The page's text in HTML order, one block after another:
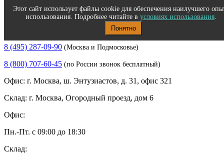
Полиграфическое и офисное оборудование
8 (495) 287-09-90 (Москва и Подмосковье)
8 (800) 707-60-45 (по России звонок бесплатный)
Офис: г. Москва, ш. Энтузиастов, д. 31, офис 321
Склад: г. Москва, Огородный проезд, дом 6
Офис:
Пн.-Пт. с 09:00 до 18:30
Склад:
Этот сайт использует файлы cookie для обеспечения наилучшего
использования. Подробнее читайте в условиях использования.
Понятно